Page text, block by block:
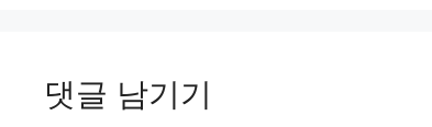
댓글 남기기